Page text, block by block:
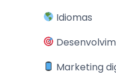
Idiomas
Marketing